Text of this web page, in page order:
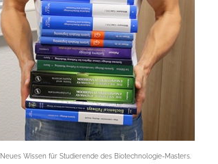
Neues Wissen für Studierende des Biotechnologie-Masters.